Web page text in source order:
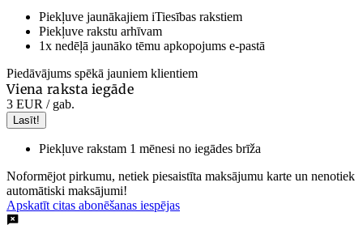
Piekļuve jaunākajiem iTiesības rakstiem
Piekļuve rakstu arhīvam
1x nedēļā jaunāko tēmu apkopojums e-pastā
Piedāvājums spēkā jauniem klientiem
Viena raksta iegāde
3 EUR / gab.
Lasīt!
Piekļuve rakstam 1 mēnesi no iegādes brīža
Noformējot pirkumu, netiek piesaistīta maksājumu karte un nenotiek
automātiski maksājumi!
Apskatīt citas abonēšanas iespējas